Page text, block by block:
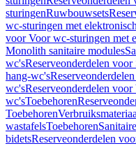
sturingenRuwbouwsets
wc-sturingen met
voor Voor wc-sturingen met
Monolith sanitaire modules
wc'sReserveonderdelen
hang-wc's
wc'sReserveonderdelen voor
wc'sToebehoren
Toebehoren
wastafelsToebehoren
bidetsReserveonderdelen